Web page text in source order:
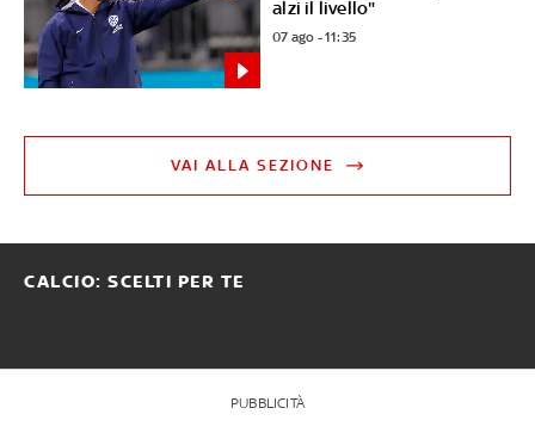
alzi il livello"
07 ago - 11:35
VAI ALLA SEZIONE
CALCIO: SCELTI PER TE
PUBBLICITÀ